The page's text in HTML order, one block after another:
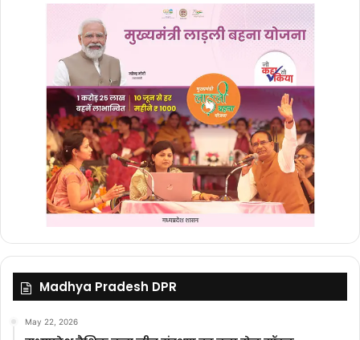
Madhya Pradesh DPR
May 22, 2026